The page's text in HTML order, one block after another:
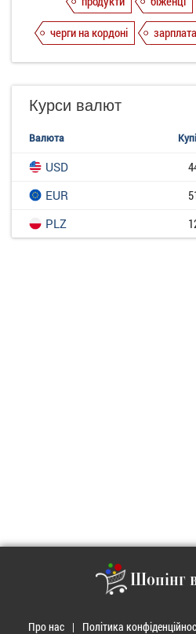
черги на кордоні
Курси валют
Валюта
USD
EUR
PLZ
Шопінг
Про нас Політика